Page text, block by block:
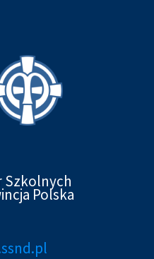
Szkolnych
Polska